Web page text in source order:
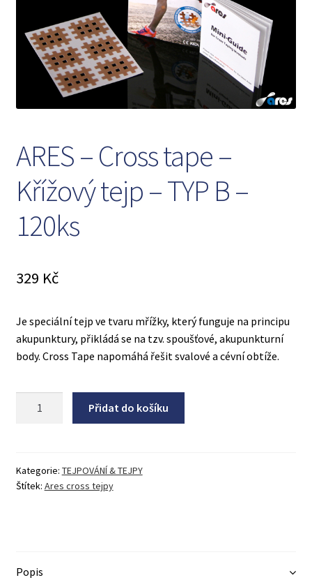
Košík
Můj účet
O nás
Obchodní podmínky
Ochrana osobních údajů
Rozhodli jste se pro koupi válce? Váháte, který?
Vybíráte gumu na cvičení?
Zkušební stránka
ARES – Cross tape –
Křížový tejp – TYP B –
120ks
329 Kč
Je speciální tejp ve tvaru mřížky, který funguje na principu
akupunktury, přikládá se na tzv. spoušťové, akupunkturní
body. Cross Tape napomáhá řešit svalové a cévní obtíže.
Přidat do košíku
Kategorie: TEJPOVÁNÍ & TEJPY
Štítek: Ares cross tejpy
Popis